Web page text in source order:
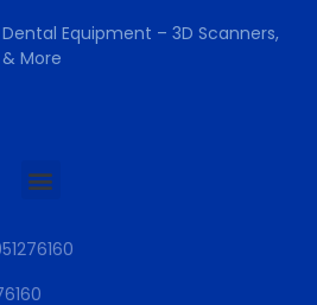
Equipment – 3D Scanners,
More